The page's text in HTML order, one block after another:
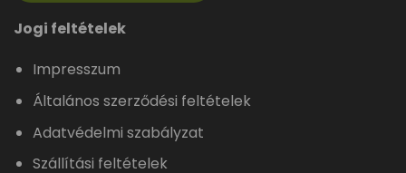
Jogi feltételek
Impresszum
Általános szerződési feltételek
Adatvédelmi szabályzat
Szállítási feltételek